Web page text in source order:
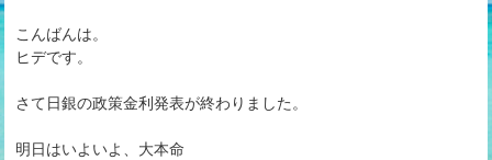
こんばんは。
ヒデです。
さて日銀の政策金利発表が終わりました。
明日はいよいよ、大本命